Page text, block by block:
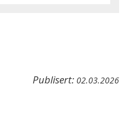
Publisert: 02.03.2026